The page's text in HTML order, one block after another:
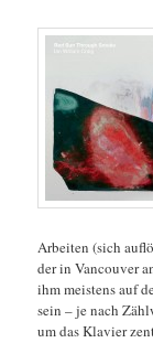
Arbeiten (sich
der in Vancouver
ihm meistens auf
sein – je nach
um das Klavier